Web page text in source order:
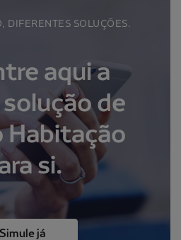
DIFERENTES SOLUÇÕES.
aqui a
de
Habitação
si.
Simule já